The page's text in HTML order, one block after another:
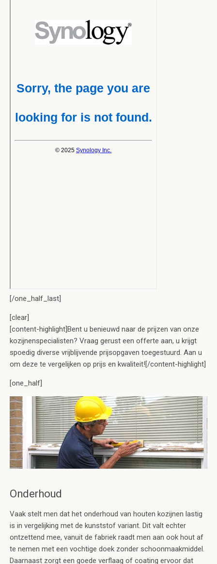
[/one_half_last]
[clear]
[content-highlight]Bent u benieuwd naar de prijzen van onze
kozijnenspecialisten? Vraag gerust een offerte aan, u krijgt
spoedig diverse vrijblijvende prijsopgaven toegestuurd. Aan u
om deze te vergelijken op prijs en kwaliteit![/content-highlight]
[one_half]
Onderhoud
Vaak stelt men dat het onderhoud van houten kozijnen lastig
is in vergelijking met de kunststof variant. Dit valt echter
ontzettend mee, vanuit de fabriek raadt men aan ook hout af
te nemen met een vochtige doek zonder schoonmaakmiddel.
Daarnaast zorgt een goede verflaag of coating ervoor dat